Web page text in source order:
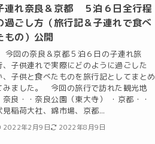
連れ奈良＆京都 ５泊６日全行程
過ごし方（旅行記＆子連れで食べ
もの）公開
今回の奈良＆京都５泊６日の子連れ旅
、子供連れで実際にどのように過ごした
、子供と食べたものを旅行記としてまとめ
みました。 今回の旅行で訪れた観光地
奈良・・奈良公園（東大寺） ・京都・・
見稲荷大社、錦市場、京都...
2022年2月9日 2022年8月9日